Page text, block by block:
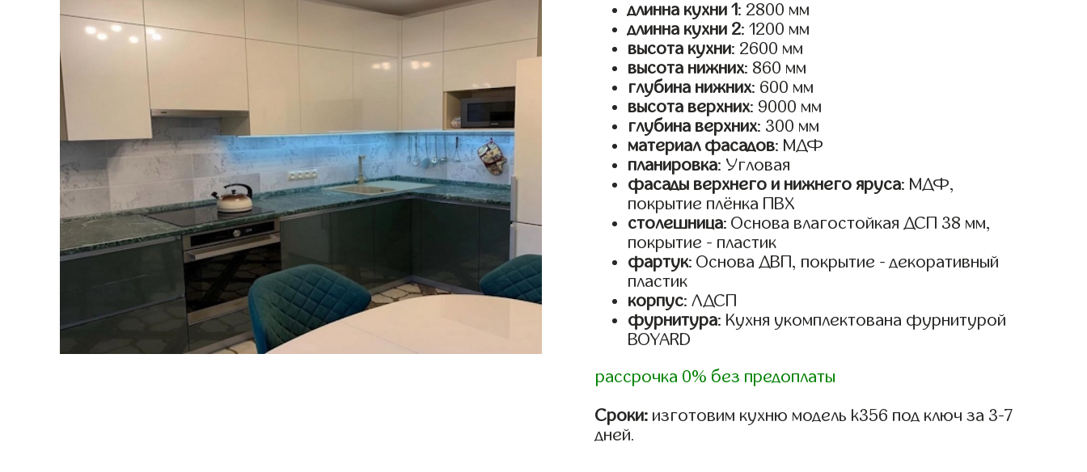
длинна кухни 1: 2800 мм
длинна кухни 2: 1200 мм
высота кухни: 2600 мм
высота нижних: 860 мм
глубина нижних: 600 мм
высота верхних: 9000 мм
глубина верхних: 300 мм
материал фасадов: МДФ
планировка: Угловая
фасады верхнего и нижнего яруса: МДФ,
покрытие плёнка ПВХ
столешница: Основа влагостойкая ДСП 38 мм,
покрытие - пластик
фартук: Основа ДВП, покрытие - декоративный
пластик
корпус: ЛДСП
фурнитура: Кухня укомплектована фурнитурой
BOYARD
рассрочка 0% без предоплаты
Сроки: изготовим кухню модель k356 под ключ за 3-7
дней.